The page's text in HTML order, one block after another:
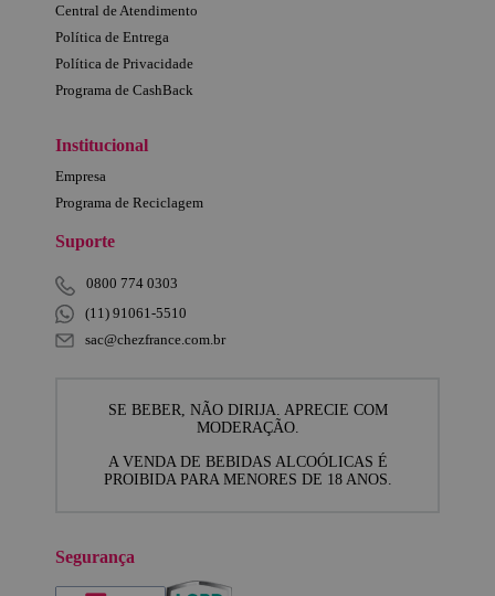
Central de Atendimento
Política de Entrega
Política de Privacidade
Programa de CashBack
Institucional
Empresa
Programa de Reciclagem
Suporte
0800 774 0303
(11) 91061-5510
sac@chezfrance.com.br
SE BEBER, NÃO DIRIJA. APRECIE COM
MODERAÇÃO.
A VENDA DE BEBIDAS ALCOÓLICAS É
PROIBIDA PARA MENORES DE 18 ANOS.
Segurança